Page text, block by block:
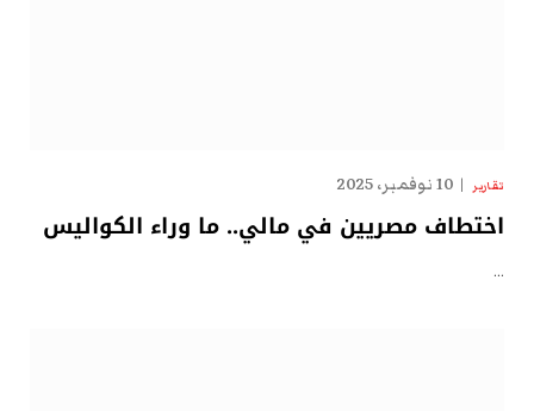
تقارير 10 نوفمبر، 2025
اختطاف مصريين في مالي.. ما وراء الكواليس
…